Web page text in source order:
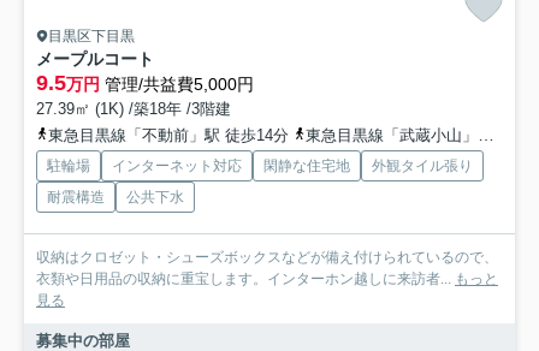
目黒区下目黒
メープルコート
9.5万円 管理/共益費5,000円
27.39㎡ (1K) /築18年 /3階建
東急目黒線「不動前」駅 徒歩14分
東急目黒線「武蔵小山」駅 徒歩15分
駐輪場 インターネット対応 閑静な住宅地
外観タイル張り
耐震構造
公共下水
収納はクロゼット・シューズボックスなどが備え付けられているので、
衣類や日用品の収納に重宝します。インターホン越しに来訪者... もっと
見る
募集中の部屋